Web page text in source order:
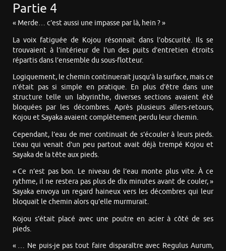
Partie 4
« Merde… c’est aussi une impasse par là, hein ? »
La voix fatiguée de Kojou résonnait dans l’obscurité. Ils se
trouvaient à l’intérieur de l’un des puits d’entretien étroits
répartis dans l’ensemble du sous-flotteur.
Logiquement, le chemin continuerait jusqu’à la surface, mais ce
n’était pas si simple en pratique. En plus d’être dans une
structure telle un labyrinthe, diverses sections avaient été
bloquées par les décombres. Après plusieurs allers-retours,
Kojou et Sayaka avaient complètement perdu leur chemin.
Cependant, l’eau de mer continuait de s’écouler à leurs pieds.
L’eau qui venait d’un peu partout avait déjà trempé Kojou et
Sayaka de la tête aux pieds.
« Ce n’est pas bon. Le niveau de l’eau monte plus vite. À ce
rythme, il ne restera pas plus de dix minutes avant de couler, »
Sayaka envoya un regard haineux vers les décombres qui leur
bloquait le chemin alors qu’elle murmurait.
Kojou s’était placé avec une poutre en acier à côté de ses
pieds.
« … Ne puis-je pas tout faire disparaître avec Regulus Aurum,